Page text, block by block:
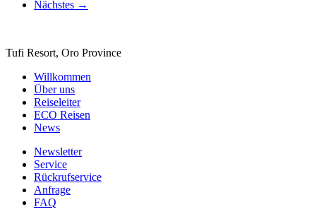
Nächstes →
Tufi Resort, Oro Province
Willkommen
Über uns
Reiseleiter
ECO Reisen
News
Newsletter
Service
Rückrufservice
Anfrage
FAQ